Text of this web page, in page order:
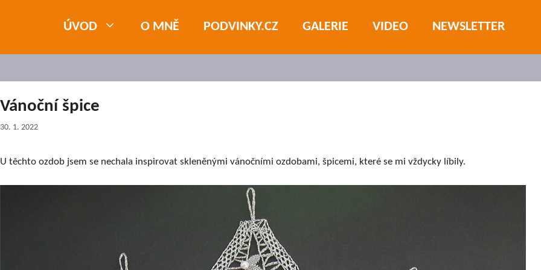
ÚVOD O MNĚ PODVINKY.CZ GALERIE VIDEO NEWSLETTER
Vánoční špice
30. 1. 2022
U těchto ozdob jsem se nechala inspirovat skleněnými vánočními ozdobami, špicemi, které se mi vždycky líbily.